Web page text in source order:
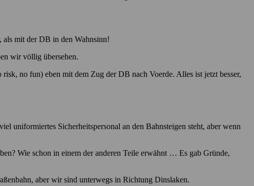
als mit der DB in den Wahnsinn!
wir völlig übersehen.
no fun) eben mit dem Zug der DB nach Voerde. Alles ist jetzt besser,
uniformiertes Sicherheitspersonal an den Bahnsteigen steht, aber wenn
Wie schon in einem der anderen Teile erwähnt … Es gab Gründe,
aber wir sind unterwegs in Richtung Dinslaken.